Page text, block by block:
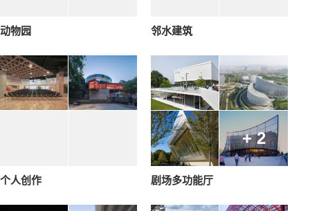
动物园 邻水建筑
个人创作
+ 2
剧场多功能厅